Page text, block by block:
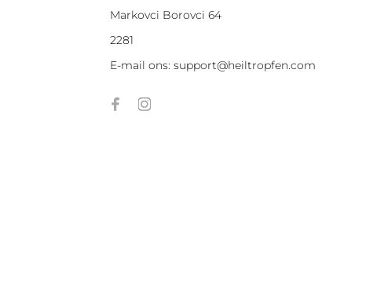
Markovci Borovci 64
2281
E-mail ons: support@heiltropfen.com